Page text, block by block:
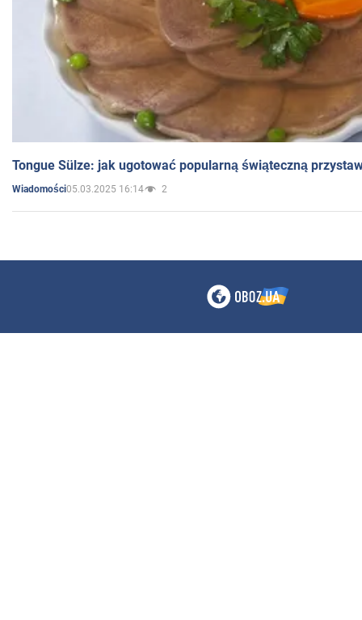
Tongue Sülze: jak ugotować popularną świąteczną
Wiadomości05.03.2025 16:14 2